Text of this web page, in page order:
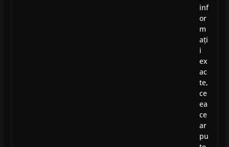
inf
or
m
ați
i
ex
ac
te,
ce
ea
ce
ar
pu